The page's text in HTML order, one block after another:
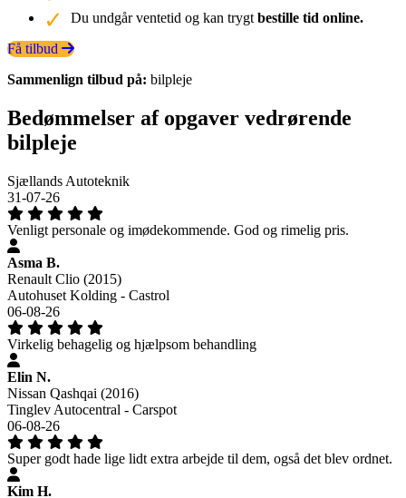
Du undgår ventetid og kan trygt bestille tid online.
Få tilbud
Sammenlign tilbud på: bilpleje
Bedømmelser af opgaver vedrørende
bilpleje
Sjællands Autoteknik
31-07-26
Venligt personale og imødekommende. God og rimelig pris.
Asma B.
Renault Clio (2015)
Autohuset Kolding - Castrol
06-08-26
Virkelig behagelig og hjælpsom behandling
Elin N.
Nissan Qashqai (2016)
Tinglev Autocentral - Carspot
06-08-26
Super godt hade lige lidt extra arbejde til dem, også det blev ordnet.
Kim H.